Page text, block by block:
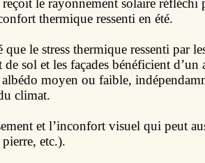
thermique ressenti en été.
le stress thermique ressenti par
sol et les façades bénéficient
moyen ou faible,
climat.
et l’inconfort visuel qui peut
etc.).